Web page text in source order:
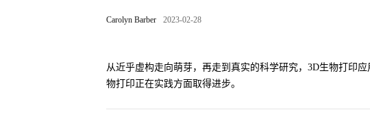
Carolyn Barber 2023-02-28
从近乎虚构走向萌芽，再走到真实的科学研究，3D生物打印
物打印正在实践方面取得进步。